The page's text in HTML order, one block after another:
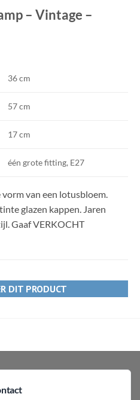
– Vintage –
36 cm
57 cm
17 cm
één grote fitting, E27
van een lotusbloem.
glazen kappen. Jaren
Gaaf VERKOCHT
DIT PRODUCT